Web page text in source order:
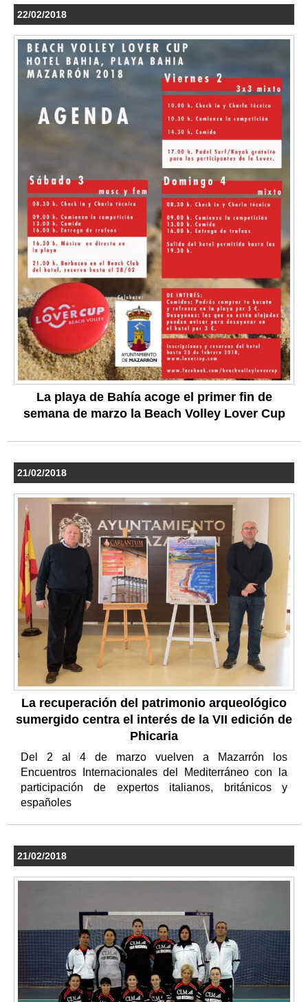
22/02/2018
La playa de Bahía acoge el primer fin de
semana de marzo la Beach Volley Lover Cup
21/02/2018
La recuperación del patrimonio arqueológico
sumergido centra el interés de la VII edición de
Phicaria
Del 2 al 4 de marzo vuelven a Mazarrón los
Encuentros Internacionales del Mediterráneo con la
participación de expertos italianos, británicos y
españoles
21/02/2018